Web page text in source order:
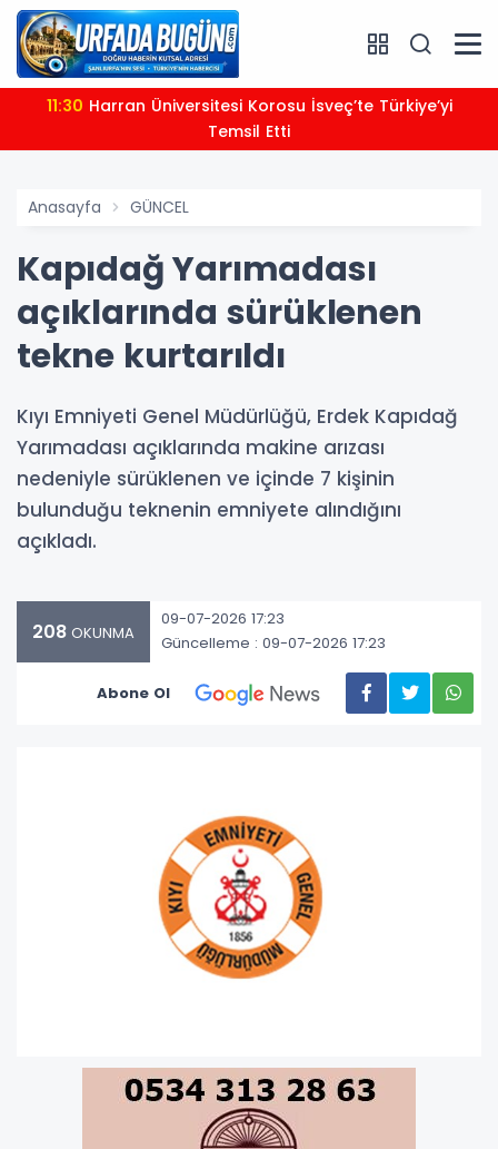
11:30
Temsil Etti
Anasayfa GÜNCEL
Kapıdağ Yarımadası
açıklarında sürüklenen
tekne kurtarıldı
Kıyı Emniyeti Genel Müdürlüğü, Erdek Kapıdağ
Yarımadası açıklarında makine arızası
nedeniyle sürüklenen ve içinde 7 kişinin
bulunduğu teknenin emniyete alındığını
açıkladı.
208 OKUNMA
09-07-2026 17:23
Güncelleme : 09-07-2026 17:23
Abone Ol